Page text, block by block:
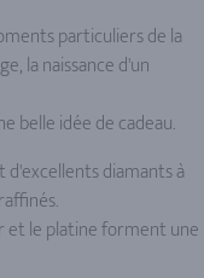
particuliers de la
la naissance d'un
belle idée de cadeau.
d'excellents diamants à
et le platine forment une